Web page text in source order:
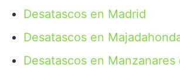
Desatascos en Madrid
Desatascos en
Desatascos en Manzanares